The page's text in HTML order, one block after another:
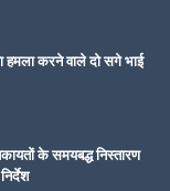
हमला करने वाले दो सगे भाई
के समयबद्ध निस्तारण